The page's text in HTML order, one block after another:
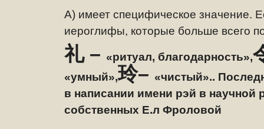
А) имеет специфическое значение.
иероглифы, которые больше всего
礼 – «ритуал, благодарность»,
«умный»,玲– «чистый»..
в написании имени рэй в научной
собственных Е.л Фроловой